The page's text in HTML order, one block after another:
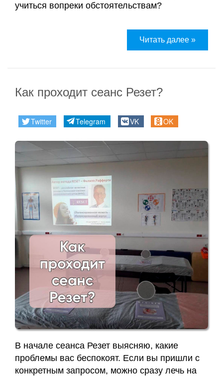
учиться вопреки обстоятельствам?
Читать далее »
Как проходит сеанс Резет?
Twitter Telegram VK OK
В начале сеанса Резет выясняю, какие
проблемы вас беспокоят. Если вы пришли с
конкретным запросом, можно сразу лечь на